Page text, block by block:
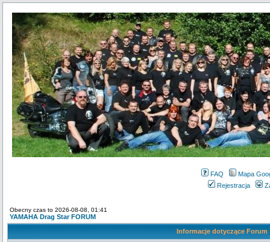
FAQ
Mapa
Rejestracja
Obecny czas to 2026-08-08, 01:41
YAMAHA Drag Star FORUM
Informacje dotyczące Forum